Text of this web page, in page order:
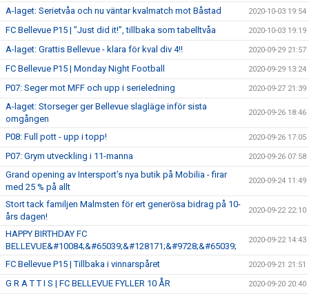
A-laget: Serietvåa och nu väntar kvalmatch mot Båstad 2020-10-03 19:54
FC Bellevue P15 | ”Just did it!”, tillbaka som tabelltvåa 2020-10-03 19:19
A-laget: Grattis Bellevue - klara för kval div 4!! 2020-09-29 21:57
FC Bellevue P15 | Monday Night Football 2020-09-29 13:24
P07: Seger mot MFF och upp i serieledning 2020-09-27 21:39
A-laget: Storseger ger Bellevue slagläge inför sista
omgången
2020-09-26 18:46
P08: Full pott - upp i topp! 2020-09-26 17:05
P07: Grym utveckling i 11-manna 2020-09-26 07:58
Grand opening av Intersport’s nya butik på Mobilia - firar
med 25 % på allt
2020-09-24 11:49
Stort tack familjen Malmsten för ert generösa bidrag på 10-
års dagen!
2020-09-22 22:10
HAPPY BIRTHDAY FC
BELLEVUE&#10084;&#65039;&#128171;&#9728;&#65039;
2020-09-22 14:43
FC Bellevue P15 | Tillbaka i vinnarspåret 2020-09-21 21:51
G R A T T I S | FC BELLEVUE FYLLER 10 ÅR 2020-09-20 20:40